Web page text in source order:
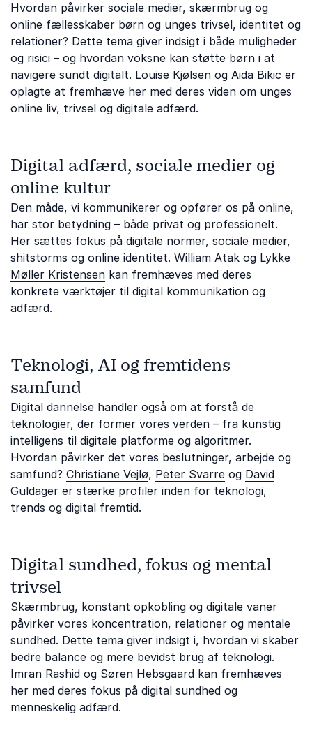
Hvordan påvirker sociale medier, skærmbrug og
online fællesskaber børn og unges trivsel, identitet og
relationer? Dette tema giver indsigt i både muligheder
og risici – og hvordan voksne kan støtte børn i at
navigere sundt digitalt. Louise Kjølsen og Aida Bikic er
oplagte at fremhæve her med deres viden om unges
online liv, trivsel og digitale adfærd.
Digital adfærd, sociale medier og
online kultur
Den måde, vi kommunikerer og opfører os på online,
har stor betydning – både privat og professionelt.
Her sættes fokus på digitale normer, sociale medier,
shitstorms og online identitet. William Atak og Lykke
Møller Kristensen kan fremhæves med deres
konkrete værktøjer til digital kommunikation og
adfærd.
Teknologi, AI og fremtidens
samfund
Digital dannelse handler også om at forstå de
teknologier, der former vores verden – fra kunstig
intelligens til digitale platforme og algoritmer.
Hvordan påvirker det vores beslutninger, arbejde og
samfund? Christiane Vejlø, Peter Svarre og David
Guldager er stærke profiler inden for teknologi,
trends og digital fremtid.
Digital sundhed, fokus og mental
trivsel
Skærmbrug, konstant opkobling og digitale vaner
påvirker vores koncentration, relationer og mentale
sundhed. Dette tema giver indsigt i, hvordan vi skaber
bedre balance og mere bevidst brug af teknologi.
Imran Rashid og Søren Hebsgaard kan fremhæves
her med deres fokus på digital sundhed og
menneskelig adfærd.